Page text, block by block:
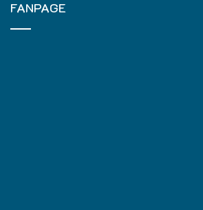
FANPAGE